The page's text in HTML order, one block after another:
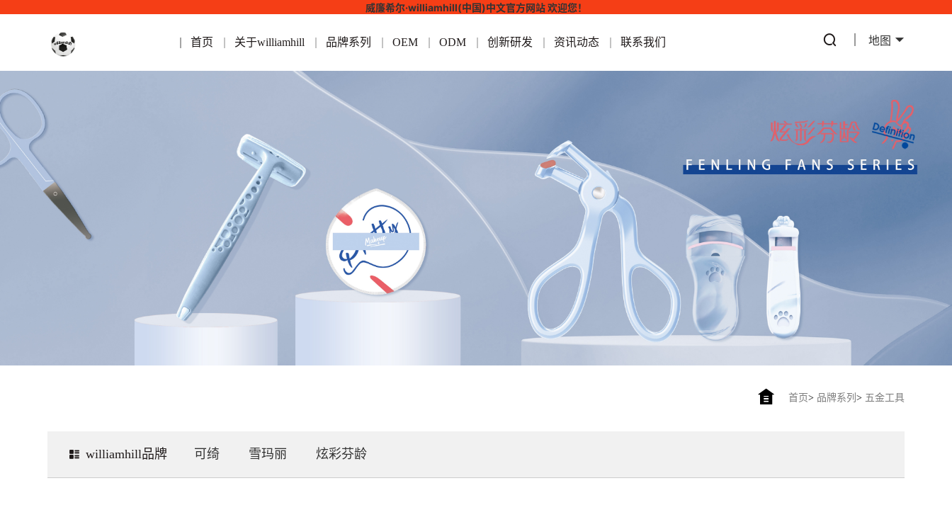
威廉希尔·williamhill(中国)中文官方网站 欢迎您！
首页 关于williamhill 品牌系列 OEM ODM 创新研发 资讯动态 联系我们 地图
首页> 品牌系列 > 五金工具
williamhill品牌 可绮 雪玛丽 炫彩芬龄